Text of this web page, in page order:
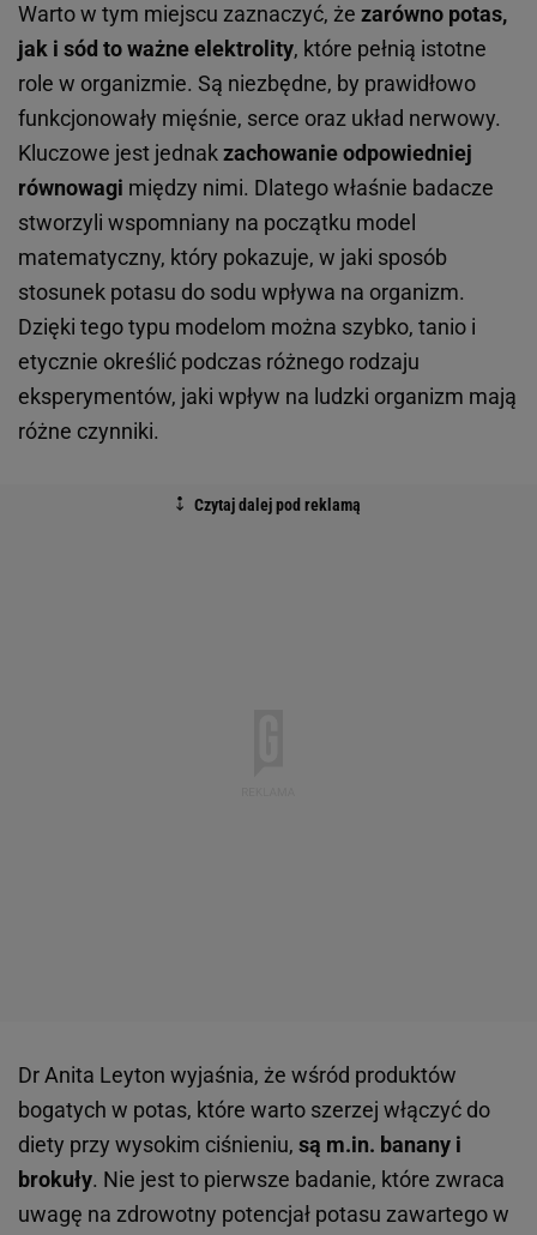
Warto w tym miejscu zaznaczyć, że zarówno potas,
jak i sód to ważne elektrolity, które pełnią istotne
role w organizmie. Są niezbędne, by prawidłowo
funkcjonowały mięśnie, serce oraz układ nerwowy.
Kluczowe jest jednakzachowanie odpowiedniej
równowagi między nimi. Dlatego właśnie badacze
stworzyli wspomniany na początku model
matematyczny, który pokazuje, w jaki sposób
stosunek potasu do sodu wpływa na organizm.
Dzięki tego typu modelom można szybko, tanio i
etycznie określić podczas różnego rodzaju
eksperymentów, jaki wpływ na ludzki organizm mają
różne czynniki.
Dr Anita Leyton wyjaśnia, że wśród produktów
bogatych w potas, które warto szerzej włączyć do
diety przy wysokim ciśnieniu, są m.in. banany i
brokuły. Nie jest to pierwsze badanie, które zwraca
uwagę na zdrowotny potencjał potasu zawartego w